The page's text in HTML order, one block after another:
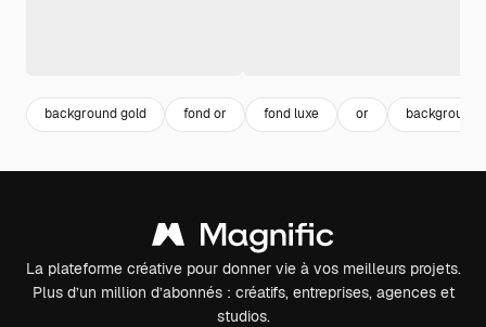
background gold fond or fond luxe or background
La plateforme créative pour donner vie à vos meilleurs projets.
Plus d’un million d’abonnés : créatifs, entreprises, agences et
studios.